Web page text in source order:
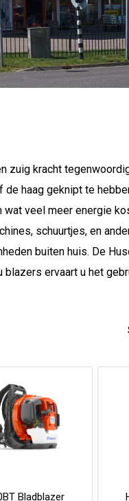
zuig kracht
haag geknipt te
veel meer energie
schuurtjes, en
buiten huis. De
ervaart u het
Bladblazer